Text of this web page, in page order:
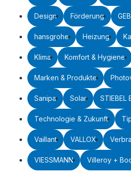
Design Förderung
hansgrohe Heizung
Klima Komfort & Hygiene
Marken & Produkte
Sanipa Solar STIEBEL
Technologie & Zukunft
Vaillant VALLOX
VIESSMANN Villeroy +